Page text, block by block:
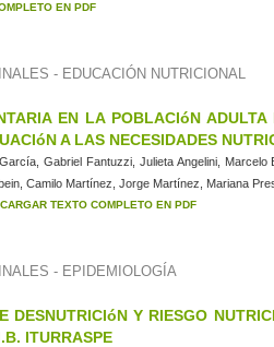
EN PDF
- EDUCACIÓN NUTRICIONAL
EN LA POBLACIóN
A LAS NECESIDADES
Gabriel Fantuzzi, Julieta Angelini,
Camilo Martínez, Jorge Martínez, Mariana
TEXTO COMPLETO EN PDF
- EPIDEMIOLOGÍA
DESNUTRICIóN Y RIESGO
ITURRASPE